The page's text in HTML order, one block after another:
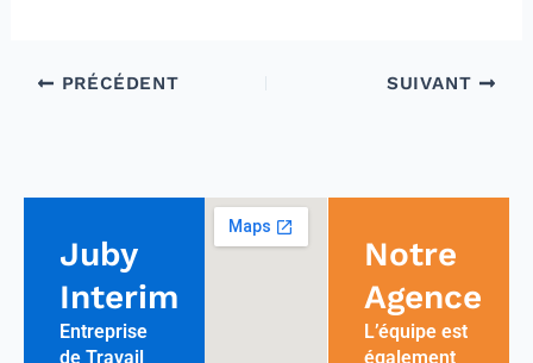
PRÉCÉDENT SUIVANT
Juby
Interim
Entreprise
de Travail
Notre
Agence
L’équipe est
également